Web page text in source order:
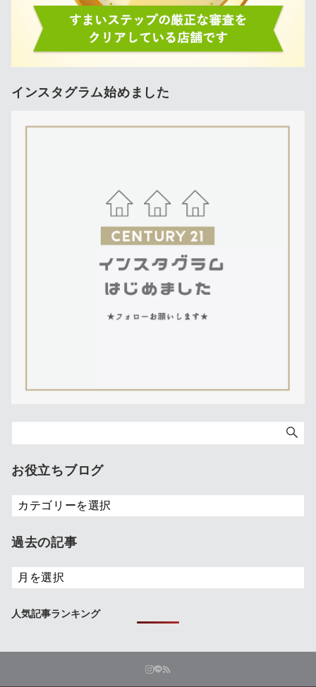
インスタグラム始めました
お役立ちブログ
お
役
ち
グ
過去の記事
過
去
記
人気記事ランキング